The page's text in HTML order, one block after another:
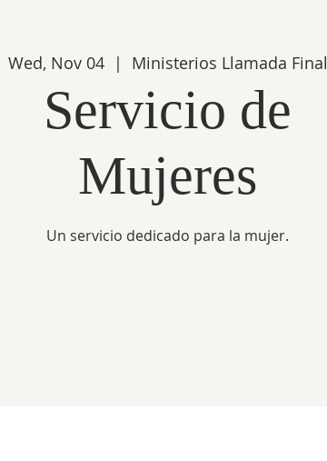
Wed, Nov 04
  |
Ministerios Llamada Final
Servicio de
Mujeres
Un servicio dedicado para la mujer.